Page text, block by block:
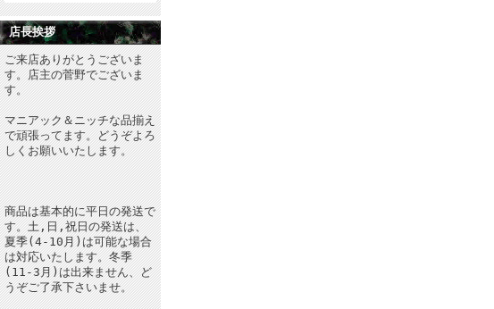
店長挨拶
ご来店ありがとうございま
す。店主の菅野でございま
す。
マニアック＆ニッチな品揃え
で頑張ってます。どうぞよろ
しくお願いいたします。
商品は基本的に平日の発送で
す。土,日,祝日の発送は、
夏季(4-10月)は可能な場合
は対応いたします。冬季
(11-3月)は出来ません、ど
うぞご了承下さいませ。